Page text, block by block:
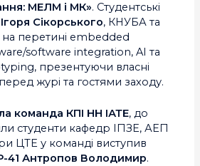
МЕЛМ і МК». Студентські
Ігоря Сікорського, КНУБА та
перетині embedded
software integration, AI та
презентуючи власні
журі та гостями заходу.
команда КПІ НН ІАТЕ, до
студенти кафедр ІПЗЕ, АЕП
ЦТЕ у команді виступив
41 Антропов Володимир.